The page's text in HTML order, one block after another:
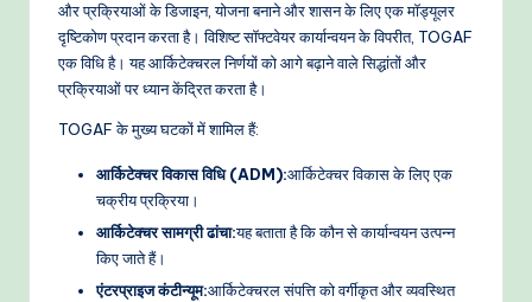
और प्रक्रियाओं के डिजाइन, योजना बनाने और शासन के लिए एक मॉड्यूलर
दृष्टिकोण प्रदान करता है। विशिष्ट सॉफ्टवेयर कार्यान्वयन के विपरीत, TOGAF
एक विधि है। यह आर्किटेक्चरल निर्णयों को आगे बढ़ाने वाले सिद्धांतों और
प्रक्रियाओं पर ध्यान केंद्रित करता है।
TOGAF के मुख्य घटकों में शामिल हैं:
आर्किटेक्चर विकास विधि (ADM):आर्किटेक्चर विकास के लिए एक
चक्रीय प्रक्रिया।
आर्किटेक्चर सामग्री ढांचा:यह बताता है कि कौन से कार्यान्वयन उत्पन्न
किए जाते हैं।
एंटरप्राइज कंटीन्यूम:आर्किटेक्चरल संपत्ति को वर्गीकृत और व्यवस्थित